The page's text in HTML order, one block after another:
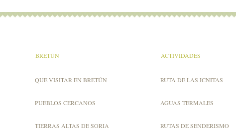
BRETÚN
QUE VISITAR EN BRETÚN
PUEBLOS CERCANOS
TIERRAS ALTAS DE SORIA
ACTIVIDADES
RUTA DE LAS ICNITAS
AGUAS TERMALES
RUTAS DE SENDERISMO